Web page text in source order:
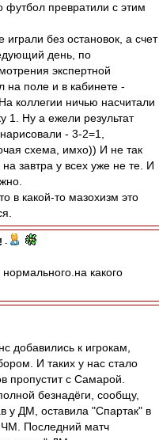
футбол превратили с этим
без остановок, а счет
день, по
экспертной
на поле и в кабинете -
коллегии ничью насчитали
1. Ну а ежели результат
- 3-2=1,
схема, имхо)) И не так
завтра у всех уже не те. И
в какой-то мазохизм это
-
нормального.на какого
добавились к игрокам,
И таких у нас стало
пропустит с Самарой.
безнадёги, сообщу,
у ДМ, оставила "Спартак" в
ЧМ. Последний матч